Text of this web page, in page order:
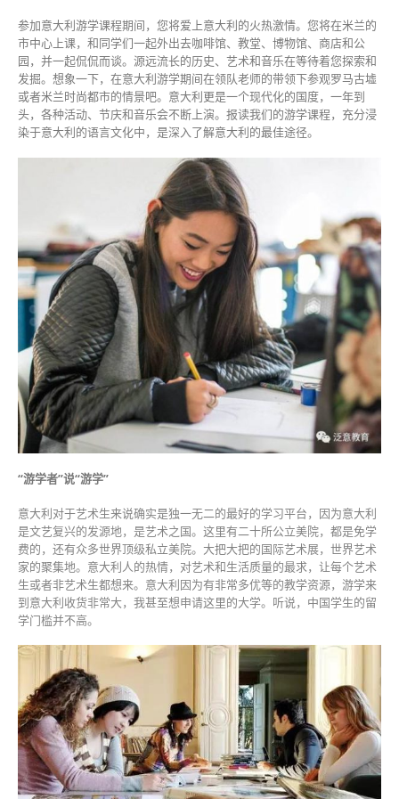
参加意大利游学课程期间，您将爱上意大利的火热激情。您将在米兰的
市中心上课，和同学们一起外出去咖啡馆、教堂、博物馆、商店和公
园，并一起侃侃而谈。源远流长的历史、艺术和音乐在等待着您探索和
发掘。想象一下，在意大利游学期间在领队老师的带领下参观罗马古墟
或者米兰时尚都市的情景吧。意大利更是一个现代化的国度，一年到
头，各种活动、节庆和音乐会不断上演。报读我们的游学课程，充分浸
染于意大利的语言文化中，是深入了解意大利的最佳途径。
“游学者”说“游学”
意大利对于艺术生来说确实是独一无二的最好的学习平台，因为意大利
是文艺复兴的发源地，是艺术之国。这里有二十所公立美院，都是免学
费的，还有众多世界顶级私立美院。大把大把的国际艺术展，世界艺术
家的聚集地。意大利人的热情，对艺术和生活质量的最求，让每个艺术
生或者非艺术生都想来。意大利因为有非常多优等的教学资源，游学来
到意大利收货非常大，我甚至想申请这里的大学。听说，中国学生的留
学门槛并不高。